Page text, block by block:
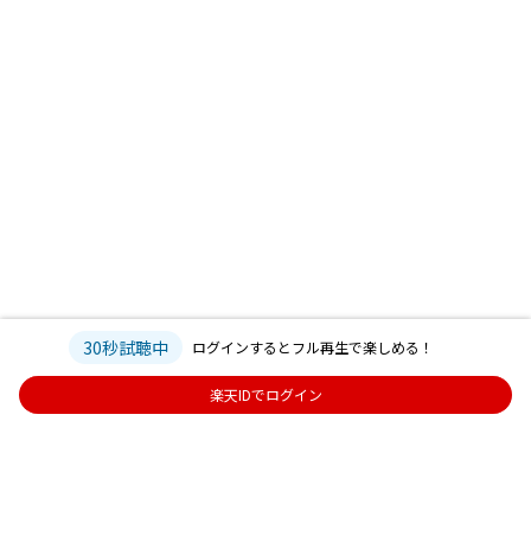
30秒試聴中 ログインするとフル再生で楽しめる！
楽天IDでログイン